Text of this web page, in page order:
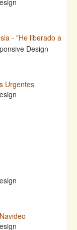
- "He liberado a
Urgentes